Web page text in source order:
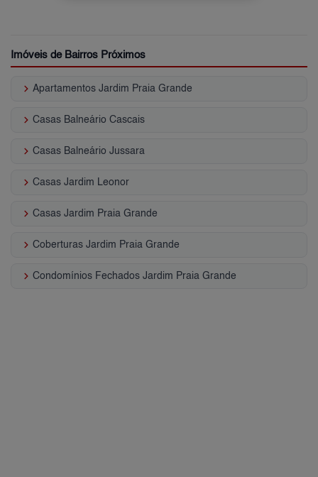
Imóveis de Bairros Próximos
keyboard_arrow_right Apartamentos Jardim Praia Grande
keyboard_arrow_right Casas Balneário Cascais
keyboard_arrow_right Casas Balneário Jussara
keyboard_arrow_right Casas Jardim Leonor
keyboard_arrow_right Casas Jardim Praia Grande
keyboard_arrow_right Coberturas Jardim Praia Grande
keyboard_arrow_right Condomínios Fechados Jardim Praia Grande